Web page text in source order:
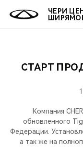
ЧЕРИ
КРОССОВЕРЫ
КРЕДИТ И
ЗАПЧАСТИ И
ПОДДЕРЖКА
О БРЕНДЕ
CHERY В СОЦСЕТЯХ
КРЕДИТ
МЫ В СОЦСЕТЯХ
СТАРТ
Компания
обновленного
Федерации.
а так же на